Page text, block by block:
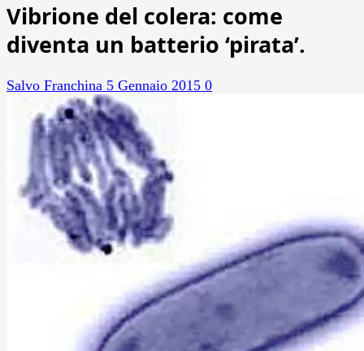
Vibrione del colera: come
diventa un batterio ‘pirata’.
Salvo Franchina 5 Gennaio 2015 0